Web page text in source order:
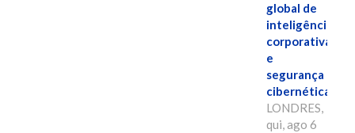
global de
inteligência
corporativa
e
segurança
cibernética
LONDRES,
qui, ago 6